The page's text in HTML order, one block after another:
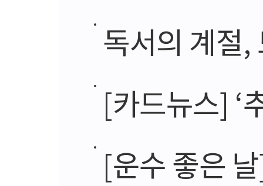
독서의 계절,
[카드뉴스] ‘추
[운수 좋은